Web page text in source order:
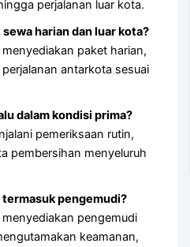
perjalanan luar kota.
harian dan luar kota?
paket harian,
antarkota sesuai
dalam kondisi prima?
pemeriksaan rutin,
pembersihan menyeluruh
termasuk pengemudi?
pengemudi
keamanan,